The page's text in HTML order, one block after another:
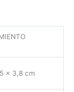
x 3,8 cm